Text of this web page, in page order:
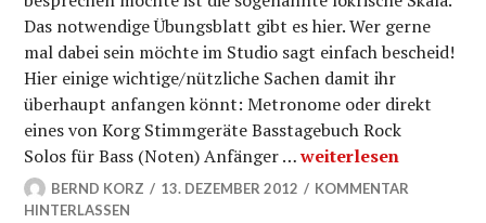
Das notwendige Übungsblatt gibt es hier. Wer gerne
mal dabei sein möchte im Studio sagt einfach bescheid!
Hier einige wichtige/nützliche Sachen damit ihr
überhaupt anfangen könnt: Metronome oder direkt
eines von Korg Stimmgeräte Basstagebuch Rock
Solos für Bass (Noten) Anfänger …Lokrische Skala –
weiterlesen
BERND KORZ 13. DEZEMBER 2012
KOMMENTAR
HINTERLASSEN